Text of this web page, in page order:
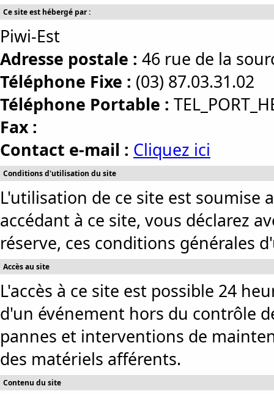
Ce site est hébergé par :
Piwi-Est
Adresse postale : 46 rue de la
Téléphone Fixe : (03) 87.03.31.02
Téléphone Portable :
Fax :
Contact e-mail : Cliquez ici
Conditions d'utilisation du site
L'utilisation de ce site est soumise
accédant à ce site, vous déclarez
réserve, ces conditions générales
Accès au site
L'accès à ce site est possible 24
d'un événement hors du contrôle
pannes et interventions de
des matériels afférents.
Contenu du site